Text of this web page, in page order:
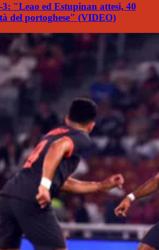
"Leao ed Estupinan attesi, 40
del portoghese" (VIDEO)